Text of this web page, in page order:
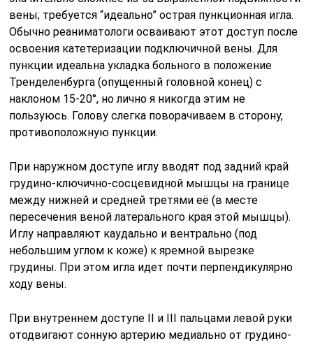
вены; требуется “идеально” острая пункционная игла.
Обычно реаниматологи осваивают этот доступ после
освоения катетеризации подключичной вены. Для
пункции идеальна укладка больного в положение
Тренделенбурга (опущенный головной конец) с
наклоном 15-20°, но лично я никогда этим не
пользуюсь. Голову слегка поворачиваем в сторону,
противоположную пункции.
При наружном доступе иглу вводят под задний край
грудино-ключично-сосцевидной мышцы на границе
между нижней и средней третями её (в месте
пересечения веной латерального края этой мышцы).
Иглу направляют каудально и вентрально (под
небольшим углом к коже) к яремной вырезке
грудины. При этом игла идет почти перпендикулярно
ходу вены.
При внутреннем доступе II и III пальцами левой руки
отодвигают сонную артерию медиально от грудино-